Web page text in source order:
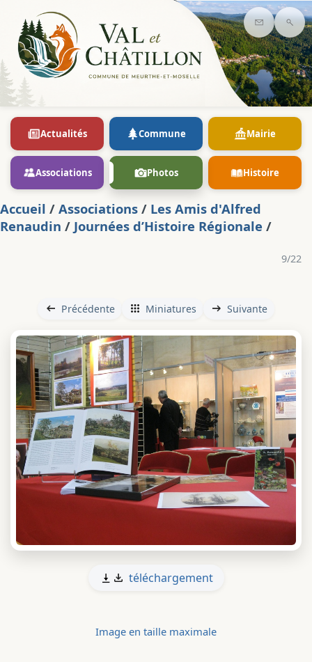
Contact
Actualités Commune Mairie
Associations Photos Histoire
Accueil / Associations / Les Amis d'Alfred
Renaudin / Journées d’Histoire Régionale /
9/22
Précédente Miniatures Suivante
téléchargement
Image en taille maximale